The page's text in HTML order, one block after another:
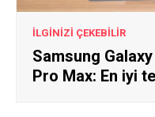
İLGİNİZİ ÇEKEBİLİR
Samsung
Pro Max: En iyi